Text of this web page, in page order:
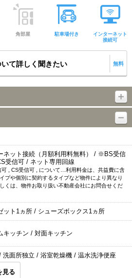
角部屋 駐車場付き
インターネット
接続可
て詳しく聞きたい 無料
ネット接続（月額利用料無料） / ※BS受信
受信可 / ネット専用回線
, CS受信可 , について…利用料金は、共益費に含
プや個別に契約するタイプなど物件により異なり
くは、物件お取り扱い不動産会社にお問合せくだ
ット1ヵ所 / シューズボックス1ヵ所
キッチン / 対面キッチン
洗面所独立 / 浴室乾燥機 / 温水洗浄便座
見る